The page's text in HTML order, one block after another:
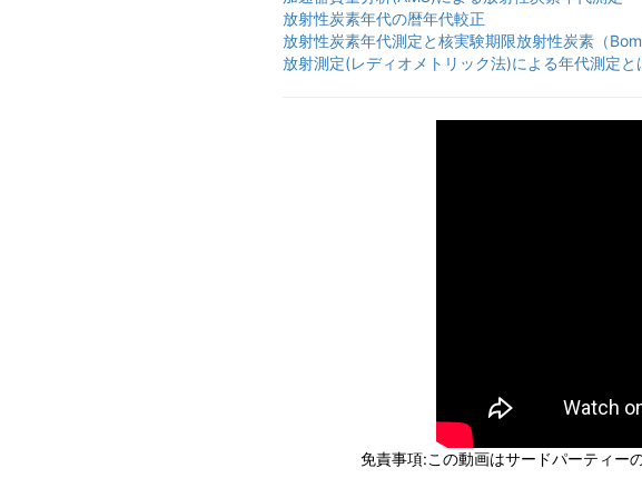
放射性炭素年代の暦年代較正
放射性炭素年代測定と核実験期限放射性炭素（
放射測定(レディオメトリック法)による年代測定と
免責事項:この動画はサードパーティー